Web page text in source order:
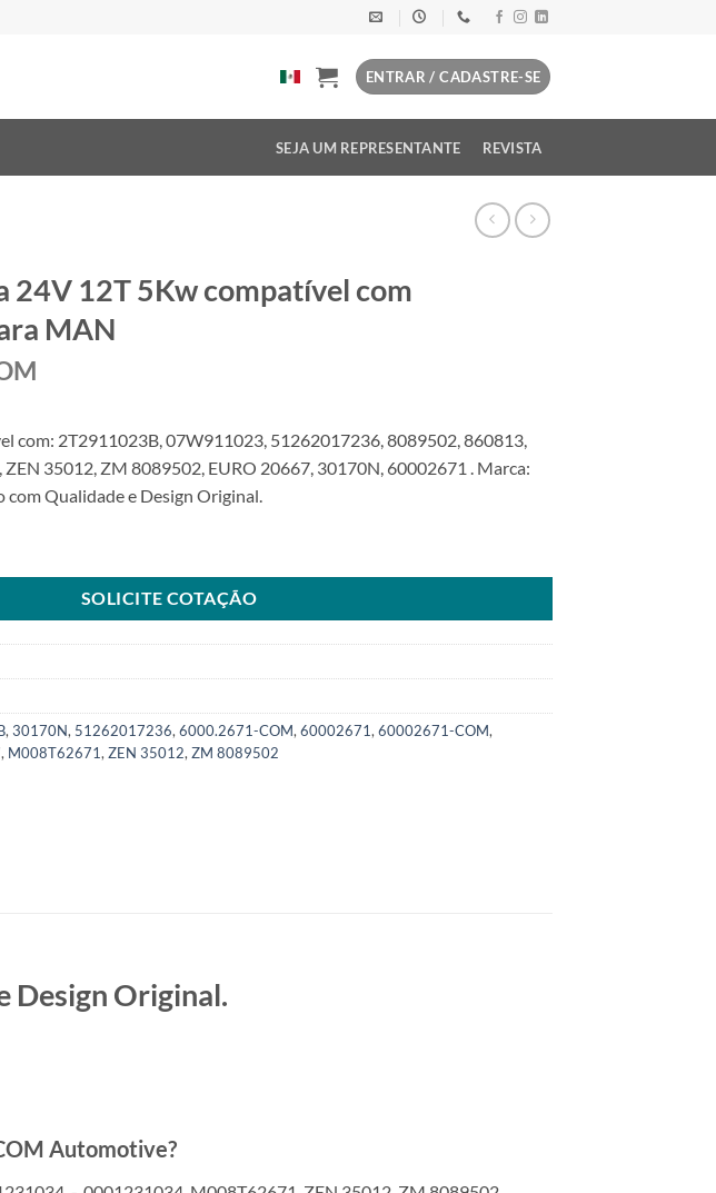
ENTRAR / CADASTRE-SE
SEJA UM REPRESENTANTE REVISTA
24V 12T 5Kw compatível com
MAN
com: 2T2911023B, 07W911023, 51262017236, 8089502, 860813,
35012, ZM 8089502, EURO 20667, 30170N, 60002671 . Marca:
Qualidade e Design Original.
SOLICITE COTAÇÃO
, 30170N, 51262017236, 6000.2671-COM, 60002671, 60002671-COM,
, M008T62671, ZEN 35012, ZM 8089502
Design Original.
Automotive?